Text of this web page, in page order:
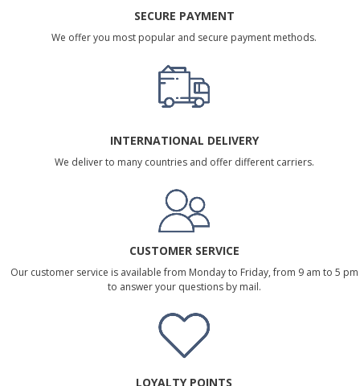
SECURE PAYMENT
We offer you most popular and secure payment methods.
INTERNATIONAL DELIVERY
We deliver to many countries and offer different carriers.
CUSTOMER SERVICE
Our customer service is available from Monday to Friday, from 9 am to 5 pm
to answer your questions by mail.
LOYALTY POINTS